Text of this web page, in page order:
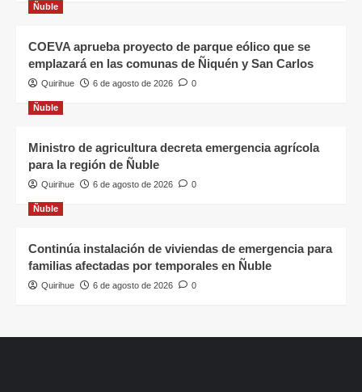
Ñuble
COEVA aprueba proyecto de parque eólico que se
emplazará en las comunas de Ñiquén y San Carlos
Quirihue 6 de agosto de 2026 0
Ñuble
Ministro de agricultura decreta emergencia agrícola
para la región de Ñuble
Quirihue 6 de agosto de 2026 0
Ñuble
Continúa instalación de viviendas de emergencia para
familias afectadas por temporales en Ñuble
Quirihue 6 de agosto de 2026 0